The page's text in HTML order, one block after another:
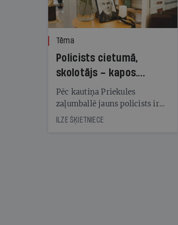
Tēma
Policists cietumā,
skolotājs – kapos.
Reibuma cena Priekulē
Pēc kautiņa Priekules
zaļumballē jauns policists ir
nonācis cietumā, bet
cienījams pedagogs — kapos.
ILZE ŠĶIETNIECE